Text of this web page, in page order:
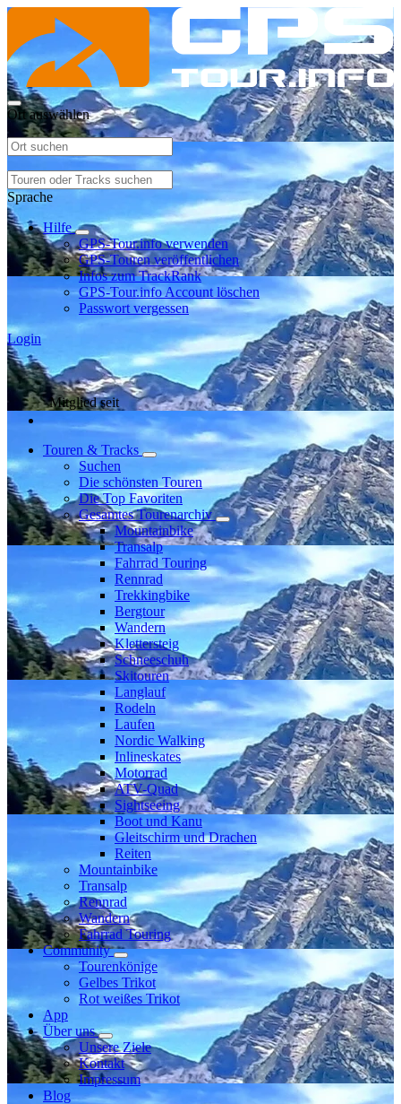
Ort auswählen
Sprache
Hilfe
GPS-Tour.info verwenden
GPS-Touren veröffentlichen
Infos zum TrackRank
GPS-Tour.info Account löschen
Passwort vergessen
Login
Mitglied seit
Touren & Tracks
Suchen
Die schönsten Touren
Die Top Favoriten
Gesamtes Tourenarchiv
Mountainbike
Transalp
Fahrrad Touring
Rennrad
Trekkingbike
Bergtour
Wandern
Klettersteig
Schneeschuh
Skitouren
Langlauf
Rodeln
Laufen
Nordic Walking
Inlineskates
Motorrad
ATV-Quad
Sightseeing
Boot und Kanu
Gleitschirm und Drachen
Reiten
Mountainbike
Transalp
Rennrad
Wandern
Fahrrad Touring
Community
Tourenkönige
Gelbes Trikot
Rot weißes Trikot
App
Über uns
Unsere Ziele
Kontakt
Impressum
Blog